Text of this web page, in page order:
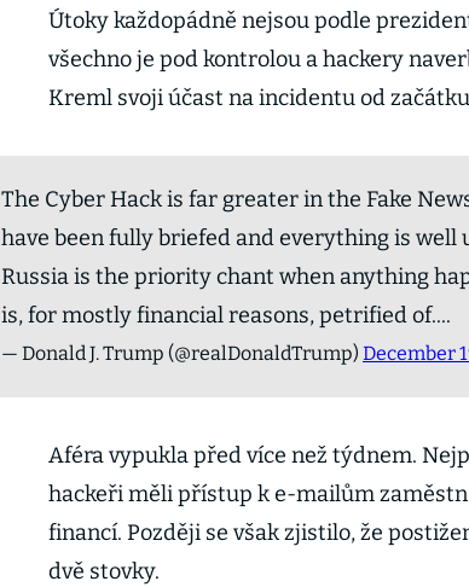
Útoky každopádně nejsou podle
všechno je pod kontrolou a hackery
Kreml svoji účast na incidentu od
The Cyber Hack is far greater in the Fake
have been fully briefed and everything is well
Russia is the priority chant when anything
is, for mostly financial reasons, petrified of....
— Donald J. Trump (@realDonaldTrump) December
Aféra vypukla před více než týdnem.
hackeři měli přístup k e-mailům
financí. Později se však zjistilo, že
dvě stovky.